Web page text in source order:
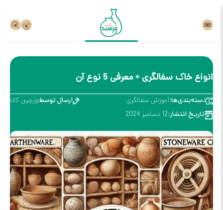
انواع خاک سفالگری + معرفی 5 نوع آن
دسته‌بندی‌ها:آموزش سفالگری ارسال توسط:ورچین کالا
تاریخ انتشار:12 دسامبر 2024